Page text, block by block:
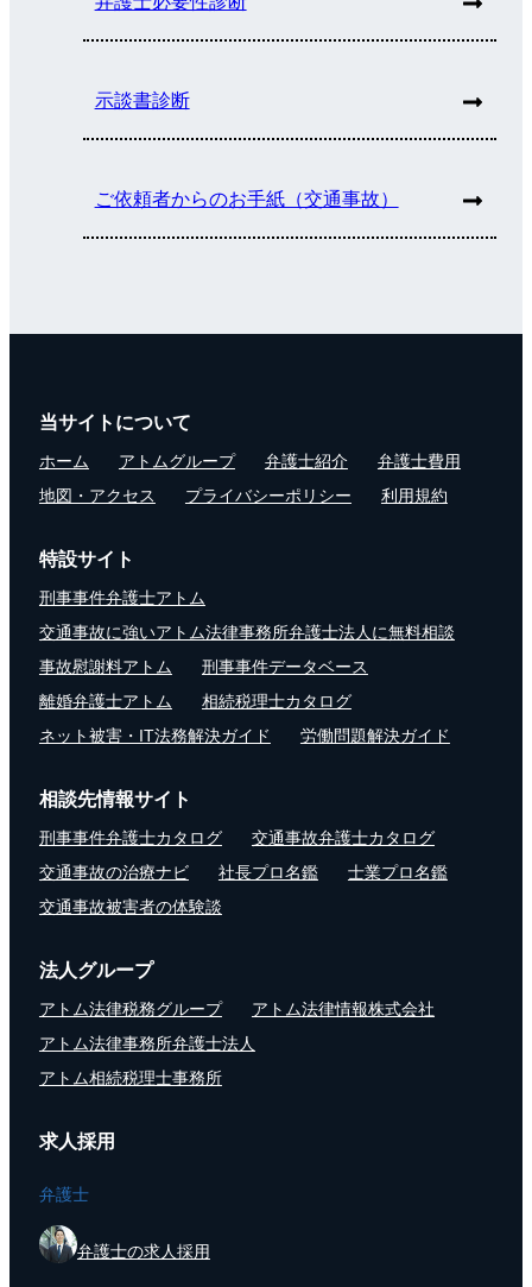
示談書診断
ご依頼者からのお手紙（交通事故）
当サイトについて
ホーム アトムグループ 弁護士紹介
弁護士費用
地図・アクセス
プライバシーポリシー 利用規約
特設サイト
刑事事件弁護士アトム
交通事故に強いアトム法律事務所弁護士法人に無料相談
事故慰謝料アトム
刑事事件データベース
離婚弁護士アトム
相続税理士カタログ
ネット被害・IT法務解決ガイド
労働問題解決ガイド
相談先情報サイト
刑事事件弁護士カタログ
交通事故弁護士カタログ
交通事故の治療ナビ
社長プロ名鑑
士業プロ名鑑
交通事故被害者の体験談
法人グループ
アトム法律税務グループ
アトム法律情報株式会社
アトム法律事務所弁護士法人
アトム相続税理士事務所
求人採用
弁護士
弁護士の求人採用